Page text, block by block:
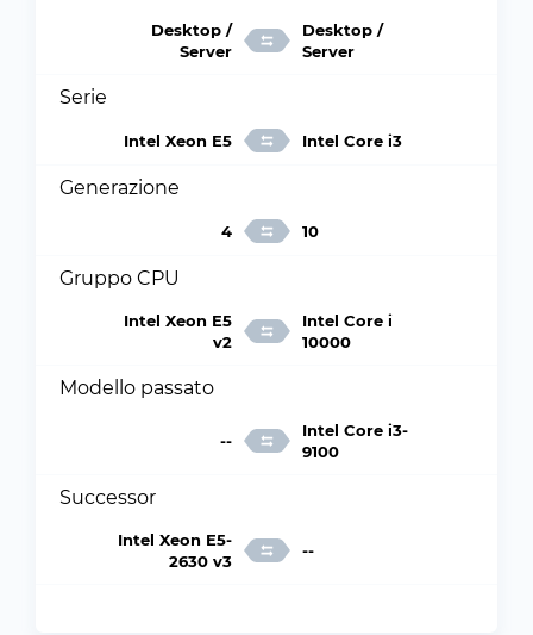
Desktop /
Server
Desktop /
Server
Serie
Intel Xeon E5 Intel Core i3
Generazione
4 10
Gruppo CPU
Intel Xeon E5
v2
Intel Core i
10000
Modello passato
--
Intel Core i3-
9100
Successor
Intel Xeon E5-
2630 v3
--